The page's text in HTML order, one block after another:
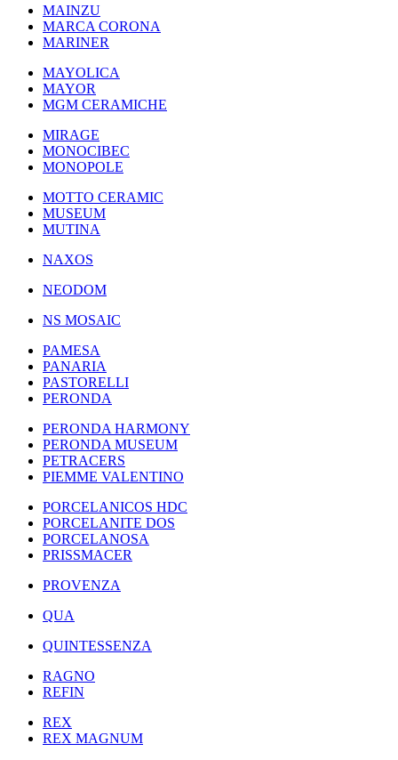
MAINZU
MARCA CORONA
MARINER
MAYOLICA
MAYOR
MGM CERAMICHE
MIRAGE
MONOCIBEC
MONOPOLE
MOTTO CERAMIC
MUSEUM
MUTINA
NAXOS
NEODOM
NS MOSAIC
PAMESA
PANARIA
PASTORELLI
PERONDA
PERONDA HARMONY
PERONDA MUSEUM
PETRACERS
PIEMME VALENTINO
PORCELANICOS HDC
PORCELANITE DOS
PORCELANOSA
PRISSMACER
PROVENZA
QUA
QUINTESSENZA
RAGNO
REFIN
REX
REX MAGNUM